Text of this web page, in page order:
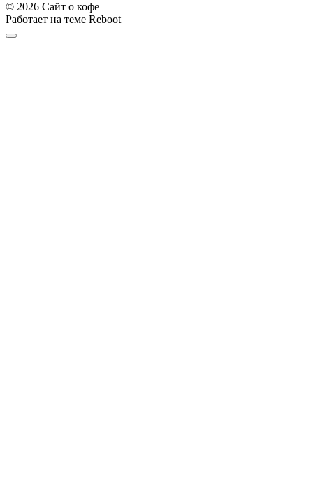
© 2026 Сайт о кофе
Работает на теме Reboot